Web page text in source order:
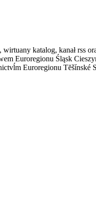
katalog, kanał rss
Euroregionu Śląsk
Euroregionu Tĕšínské